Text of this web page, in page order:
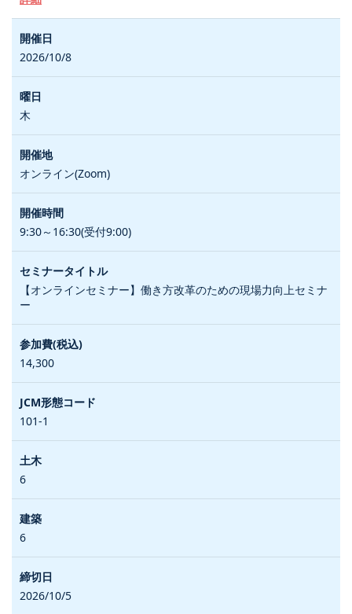
2026/10/8
木
オンライン(Zoom)
9:30～16:30(受付9:00)
【オンラインセミナー】働き方改革のための現場力向上セミナ
ー
14,300
101-1
6
6
2026/10/5